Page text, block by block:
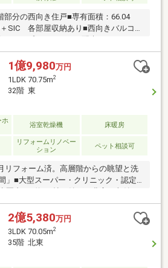
部分の西向き住戸■専有面積：66.04
SIC 各部屋収納あり■西向きバルコニ
音性能に優れ、断熱効果の高い複層ガ
には足元から部屋を温めるTES式ガス
線の短い使い勝手の良いL型キッチン
ー/浄水器/食洗器）■1.4ｍ×1.8ｍサイ
した浴室（追炊き/浴室換気暖房乾燥
）■収納豊富：各部屋収納、サービスル
インクローゼット■セキュリティ充
犯カメラ、ダブルオートロック■ペッ
1億9,980万円
1LDK 70.75m2
32階 東
ホ
浴室乾燥機 床暖房
リフォームリノベー
ション
ペット相談可
リフォーム済。高層階からの眺望と洗
」■大型スーパー・クリニック・認定
2億5,380万円
3LDK 70.05m2
35階 北東